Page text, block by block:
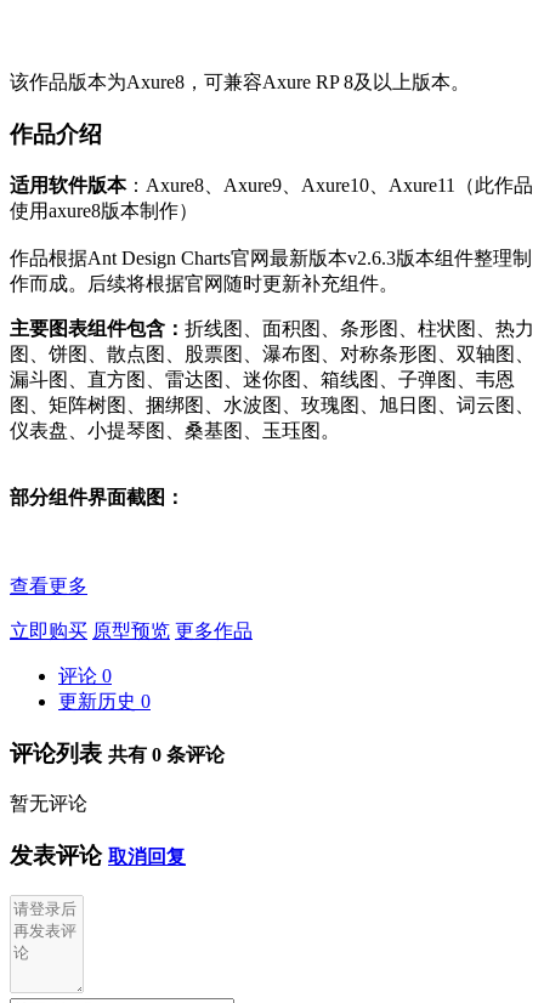
该作品版本为Axure8，可兼容Axure RP 8及以上版本。
作品介绍
适用软件版本：Axure8、Axure9、Axure10、Axure11（此作品
使用axure8版本制作）
作品根据Ant Design Charts官网最新版本v2.6.3版本组件整理制
作而成。后续将根据官网随时更新补充组件。
主要图表组件包含： 折线图、面积图、条形图、柱状图、热力
图、饼图、散点图、股票图、瀑布图、对称条形图、双轴图、
漏斗图、直方图、雷达图、迷你图、箱线图、子弹图、韦恩
图、矩阵树图、捆绑图、水波图、玫瑰图、旭日图、词云图、
仪表盘、小提琴图、桑基图、玉珏图。
部分组件界面截图：
查看更多
立即购买 原型预览 更多作品
评论 0
更新历史 0
评论列表 共有 0 条评论
暂无评论
发表评论 取消回复